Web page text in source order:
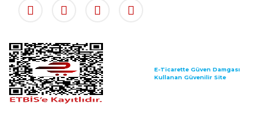
E-Ticarette Güven Damgası
Kullanan Güvenilir Site